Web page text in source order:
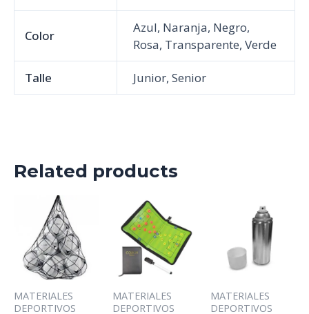
Color
Azul, Naranja, Negro,
Rosa, Transparente, Verde
Talle Junior, Senior
Related products
MATERIALES
DEPORTIVOS
MATERIALES
DEPORTIVOS
MATERIALES
DEPORTIVOS